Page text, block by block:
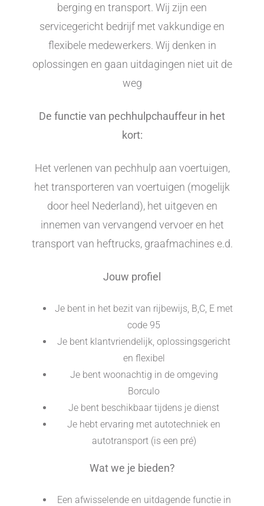
berging en transport. Wij zijn een
servicegericht bedrijf met vakkundige en
flexibele medewerkers. Wij denken in
oplossingen en gaan uitdagingen niet uit de
weg
De functie van pechhulpchauffeur in het
kort:
Het verlenen van pechhulp aan voertuigen,
het transporteren van voertuigen (mogelijk
door heel Nederland), het uitgeven en
innemen van vervangend vervoer en het
transport van heftrucks, graafmachines e.d.
Jouw profiel
Je bent in het bezit van rijbewijs, B,C, E met
code 95
Je bent klantvriendelijk, oplossingsgericht
en flexibel
Je bent woonachtig in de omgeving
Borculo
Je bent beschikbaar tijdens je dienst
Je hebt ervaring met autotechniek en
autotransport (is een pré)
Wat we je bieden?
Een afwisselende en uitdagende functie in